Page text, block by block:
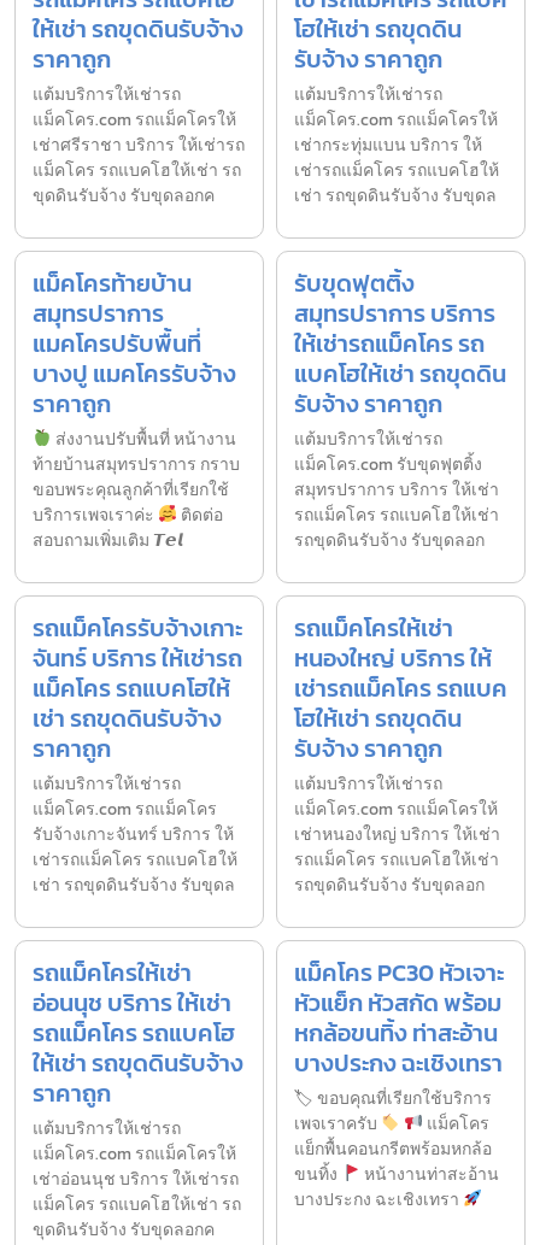
ให้เช่า รถขุดดินรับจ้าง
ราคาถูก
แต้มบริการให้เช่ารถ
แม็คโคร.com รถแม็คโครให้
เช่าศรีราชา บริการ ให้เช่ารถ
แม็คโคร รถแบคโฮให้เช่า รถ
ขุดดินรับจ้าง รับขุดลอกค
โฮให้เช่า รถขุดดิน
รับจ้าง ราคาถูก
แต้มบริการให้เช่ารถ
แม็คโคร.com รถแม็คโครให้
เช่ากระทุ่มแบน บริการ ให้
เช่ารถแม็คโคร รถแบคโฮให้
เช่า รถขุดดินรับจ้าง รับขุดล
แม็คโครท้ายบ้าน
สมุทรปราการ
แมคโครปรับพื้นที่
บางปู แมคโครรับจ้าง
ราคาถูก
ส่งงานปรับพื้นที่ หน้างาน
ท้ายบ้านสมุทรปราการ กราบ
ขอบพระคุณลูกค้าที่เรียกใช้
บริการเพจเราค่ะ
ติดต่อ
สอบถามเพิ่มเติม 𝙏𝙚𝙡
รับขุดฟุตติ้ง
สมุทรปราการ บริการ
ให้เช่ารถแม็คโคร รถ
แบคโฮให้เช่า รถขุดดิน
รับจ้าง ราคาถูก
แต้มบริการให้เช่ารถ
แม็คโคร.com รับขุดฟุตติ้ง
สมุทรปราการ บริการ ให้เช่า
รถแม็คโคร รถแบคโฮให้เช่า
รถขุดดินรับจ้าง รับขุดลอก
รถแม็คโครรับจ้างเกาะ
จันทร์ บริการ ให้เช่ารถ
แม็คโคร รถแบคโฮให้
เช่า รถขุดดินรับจ้าง
ราคาถูก
แต้มบริการให้เช่ารถ
แม็คโคร.com รถแม็คโคร
รับจ้างเกาะจันทร์ บริการ ให้
เช่ารถแม็คโคร รถแบคโฮให้
เช่า รถขุดดินรับจ้าง รับขุดล
รถแม็คโครให้เช่า
หนองใหญ่ บริการ ให้
เช่ารถแม็คโคร รถแบค
โฮให้เช่า รถขุดดิน
รับจ้าง ราคาถูก
แต้มบริการให้เช่ารถ
แม็คโคร.com รถแม็คโครให้
เช่าหนองใหญ่ บริการ ให้เช่า
รถแม็คโคร รถแบคโฮให้เช่า
รถขุดดินรับจ้าง รับขุดลอก
รถแม็คโครให้เช่า
อ่อนนุช บริการ ให้เช่า
รถแม็คโคร รถแบคโฮ
ให้เช่า รถขุดดินรับจ้าง
ราคาถูก
แต้มบริการให้เช่ารถ
แม็คโคร.com รถแม็คโครให้
เช่าอ่อนนุช บริการ ให้เช่ารถ
แม็คโคร รถแบคโฮให้เช่า รถ
ขุดดินรับจ้าง รับขุดลอกค
แม็คโคร PC30 หัวเจาะ
หัวแย็ก หัวสกัด พร้อม
หกล้อขนทิ้ง ท่าสะอ้าน
บางประกง ฉะเชิงเทรา
🏷 ขอบคุณที่เรียกใช้บริการ
เพจเราครับ
แม็คโคร
แย็กพื้นคอนกรีตพร้อมหกล้อ
ขนทิ้ง
หน้างานท่าสะอ้าน
บางประกง ฉะเชิงเทรา